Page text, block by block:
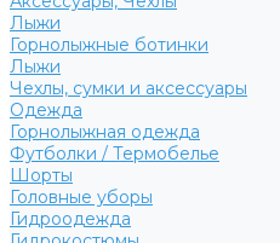
Лыжи
Горнолыжные ботинки
Лыжи
Чехлы, сумки и аксессуары
Одежда
Горнолыжная одежда
Футболки / Термобелье
Шорты
Головные уборы
Гидроодежда